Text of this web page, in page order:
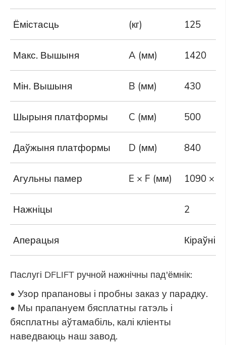
Ёмістасць (кг) 125
Макс. Вышыня A (мм) 1420
Мін. Вышыня B (мм) 430
Шырыня платформы C (мм) 500
Даўжыня платформы D (мм) 840
Агульны памер E × F (мм) 1090 ×
Нажніцы 2
Аперацыя
Паслугі DFLIFT ручной нажнічны пад'ёмнік:
• Узор прапановы і пробны заказ у парадку.
• Мы прапануем бясплатны гатэль і
бясплатны аўтамабіль, калі кліенты
наведваюць наш завод.